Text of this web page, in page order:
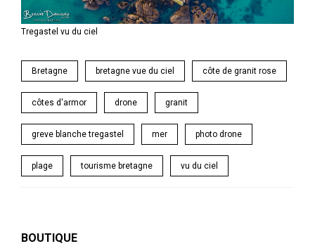
Tregastel vu du ciel
Bretagne bretagne vue du ciel côte de granit rose
côtes d'armor drone granit
greve blanche tregastel mer photo drone
plage tourisme bretagne vu du ciel
BOUTIQUE